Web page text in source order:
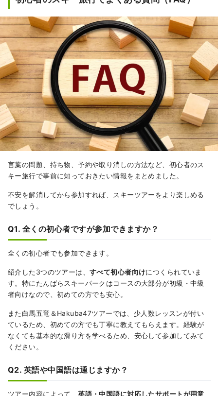
言葉の問題、持ち物、予約や取り消しの方法など、初心者のス
キー旅行で事前に知っておきたい情報をまとめました。
不安を解消してから参加すれば、スキーツアーをより楽しめる
でしょう。
Q1. 全くの初心者ですが参加できますか？
全くの初心者でも参加できます。
紹介した3つのツアーは、すべて初心者向けにつくられていま
す。特にたんばらスキーパークはコースの大部分が初級・中級
者向けなので、初めての方でも安心。
また白馬五竜＆Hakuba47ツアーでは、少人数レッスンが付い
ているため、初めての方でも丁寧に教えてもらえます。経験が
なくても基本的な滑り方を学べるため、安心して参加してみて
ください。
Q2. 英語や中国語は通じますか？
ツアー内容によって、英語・中国語に対応したサポートが用意